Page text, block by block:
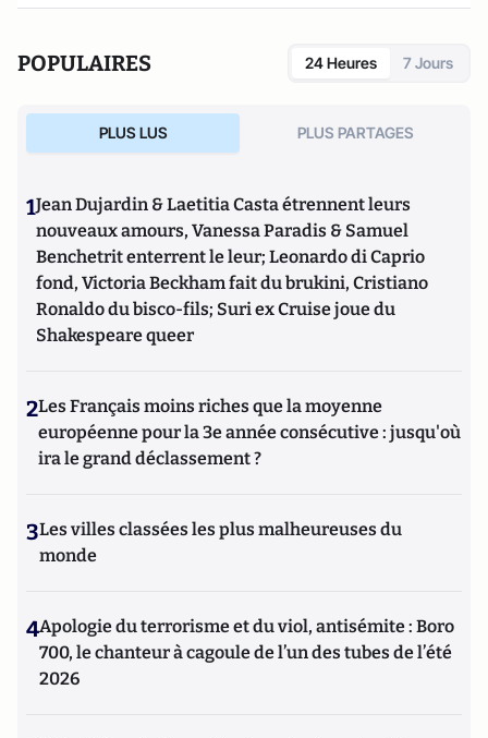
POPULAIRES 24 Heures 7 Jours
PLUS LUS PLUS PARTAGES
1Jean Dujardin & Laetitia Casta étrennent leurs
nouveaux amours, Vanessa Paradis & Samuel
Benchetrit enterrent le leur; Leonardo di Caprio
fond, Victoria Beckham fait du brukini, Cristiano
Ronaldo du bisco-fils; Suri ex Cruise joue du
Shakespeare queer
2Les Français moins riches que la moyenne
européenne pour la 3e année consécutive : jusqu'où
ira le grand déclassement ?
3Les villes classées les plus malheureuses du
monde
4Apologie du terrorisme et du viol, antisémite : Boro
700, le chanteur à cagoule de l’un des tubes de l’été
2026